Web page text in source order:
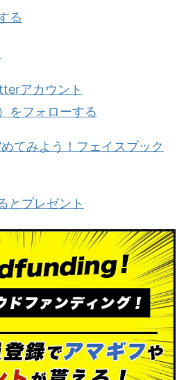
る
アカウント
をフォローする
てみよう！フェイスブック
とプレゼント